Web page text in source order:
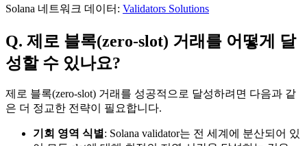
Solana 네트워크 데이터: Validators Solutions
Q. 제로 블록(zero-slot) 거래를 어떻게 달
성할 수 있나요?
제로 블록(zero-slot) 거래를 성공적으로 달성하려면 다음과 같
은 더 정교한 전략이 필요합니다.
기회 영역 식별: Solana validator는 전 세계에 분산되어 있